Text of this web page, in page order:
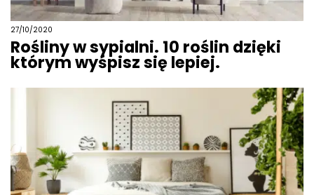
27/10/2020
Rośliny w sypialni. 10 roślin dzięki
którym wyśpisz się lepiej.